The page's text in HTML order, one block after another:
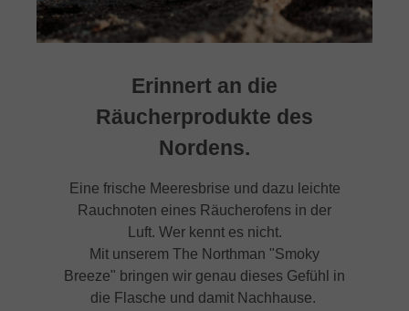
Erinnert an die
Räucherprodukte des
Nordens.
Eine frische Meeresbrise und dazu leichte
Rauchnoten eines Räucherofens in der
Luft. Wer kennt es nicht.
Mit unserem The Northman "Smoky
Breeze" bringen wir genau dieses Gefühl in
die Flasche und damit Nachhause.